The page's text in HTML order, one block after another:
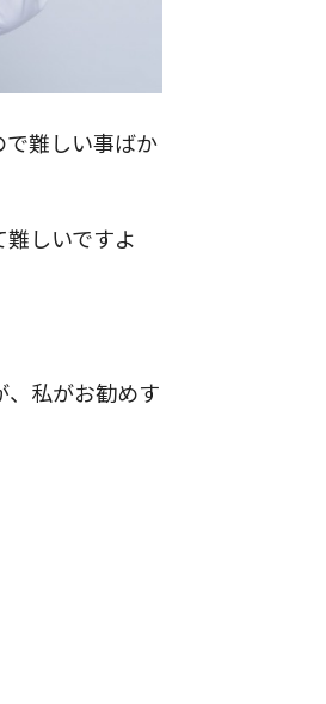
難しい事ばか
しいですよ
、私がお勧めす